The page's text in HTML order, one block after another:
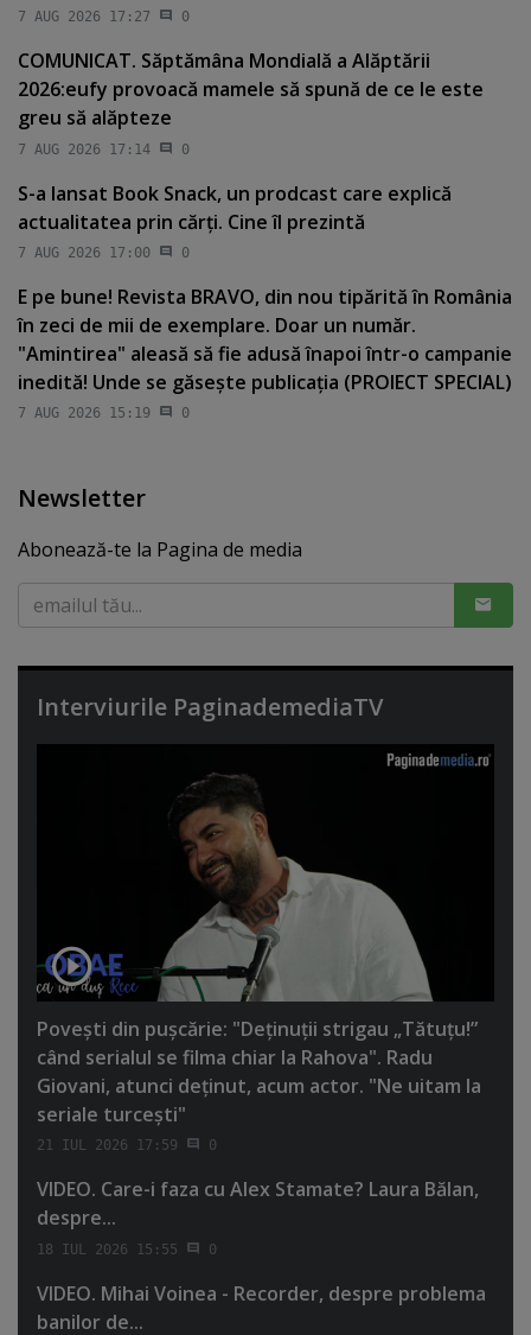
7 AUG 2026 17:27 0
COMUNICAT. Săptămâna Mondială a Alăptării
2026:eufy provoacă mamele să spună de ce le este
greu să alăpteze
7 AUG 2026 17:14 0
S-a lansat Book Snack, un prodcast care explică
actualitatea prin cărţi. Cine îl prezintă
7 AUG 2026 17:00 0
E pe bune! Revista BRAVO, din nou tipărită în România
în zeci de mii de exemplare. Doar un număr.
"Amintirea" aleasă să fie adusă înapoi într-o campanie
inedită! Unde se găseşte publicaţia (PROIECT SPECIAL)
7 AUG 2026 15:19 0
Newsletter
Abonează-te la Pagina de media
Interviurile PaginademediaTV
Poveşti din puşcărie: "Deţinuţii strigau „Tătuţu!”
când serialul se filma chiar la Rahova". Radu
Giovani, atunci deţinut, acum actor. "Ne uitam la
seriale turceşti"
21 IUL 2026 17:59 0
VIDEO. Care-i faza cu Alex Stamate? Laura Bălan,
despre...
18 IUL 2026 15:55 0
VIDEO. Mihai Voinea - Recorder, despre problema
banilor de...